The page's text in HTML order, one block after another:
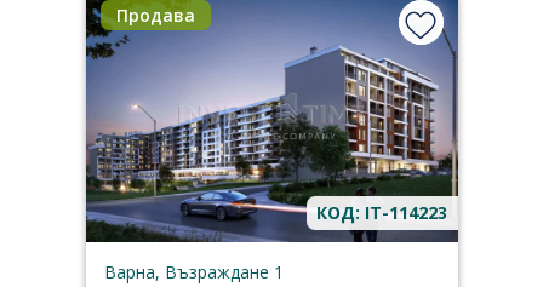
Продава
КОД: IT-114223
Варна, Възраждане 1